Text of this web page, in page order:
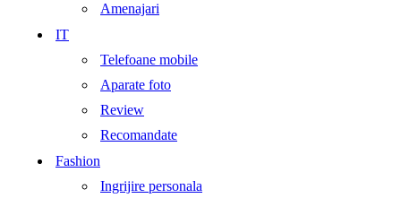
Amenajari
IT
Telefoane mobile
Aparate foto
Review
Recomandate
Fashion
Ingrijire personala